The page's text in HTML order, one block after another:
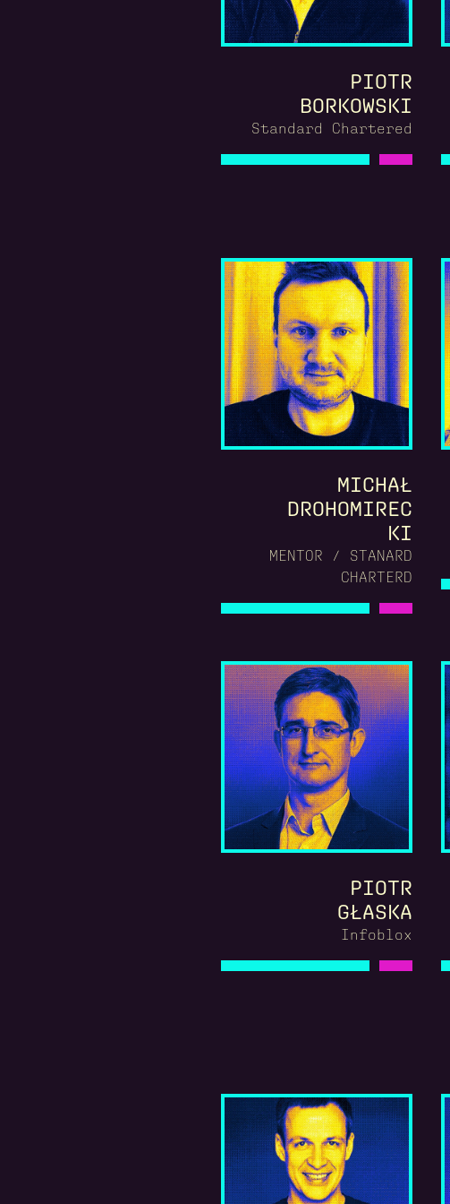
PIOTR
BORKOWSKI
Standard Chartered
MICHAŁ
DROHOMIREC
KI
MENTOR / STANARD
CHARTERD
PIOTR
GŁASKA
Infoblox